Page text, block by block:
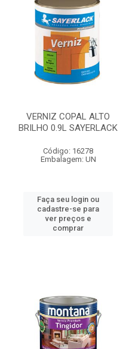
VERNIZ COPAL ALTO
BRILHO 0.9L SAYERLACK
Código: 16278
Embalagem: UN
Faça seu login ou
cadastre-se para
ver preços e
comprar